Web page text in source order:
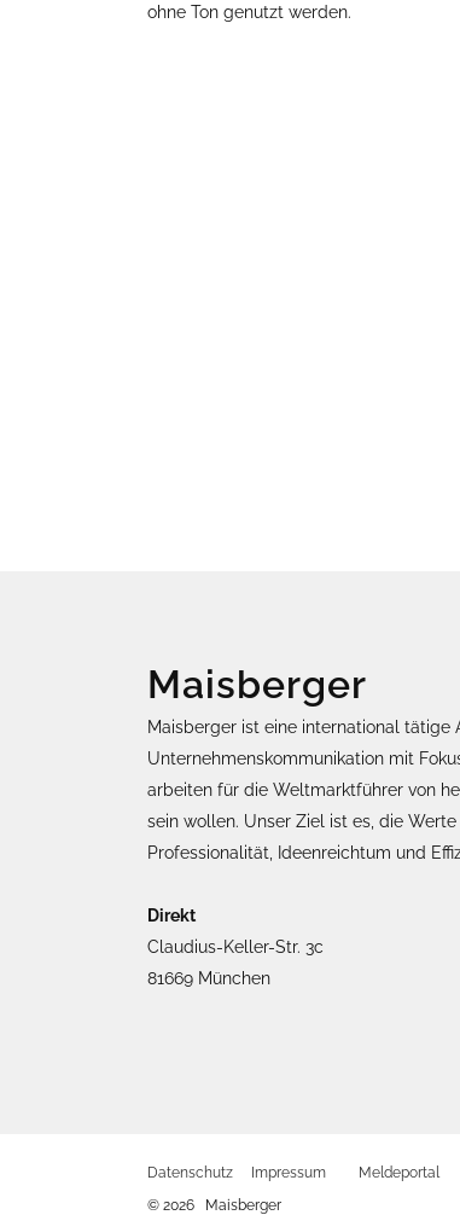
ohne Ton genutzt werden.
Maisberger
Maisberger ist eine international tätige
Unternehmenskommunikation mit
arbeiten für die Weltmarktführer von
sein wollen. Unser Ziel ist es, die
Professionalität, Ideenreichtum und
Direkt
Claudius-Keller-Str. 3c
81669 München
Datenschutz Impressum
Meldeportal
© 2026 Maisberger